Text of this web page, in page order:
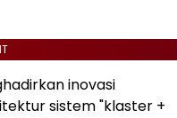
inovasi
sistem "klaster +